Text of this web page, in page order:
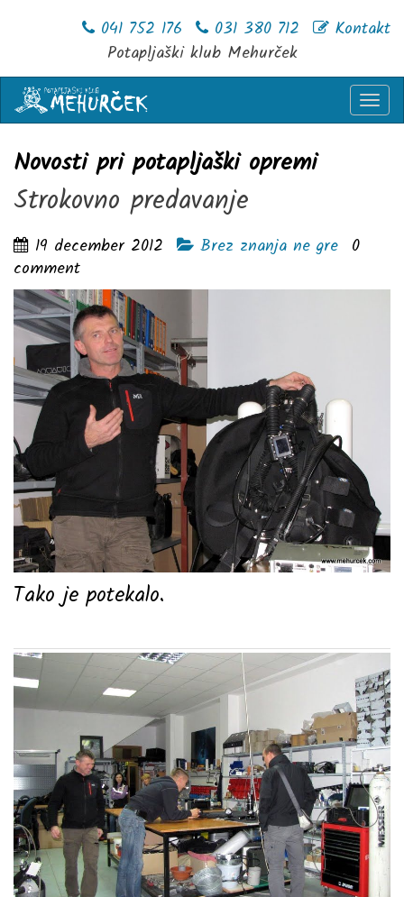
Kontakt
031 380 712
041 752 176
Potapljaški klub Mehurček
Novosti pri potapljaški opremi
Strokovno predavanje
19 december 2012 Brez znanja ne gre 0
comment
Tako je potekalo.